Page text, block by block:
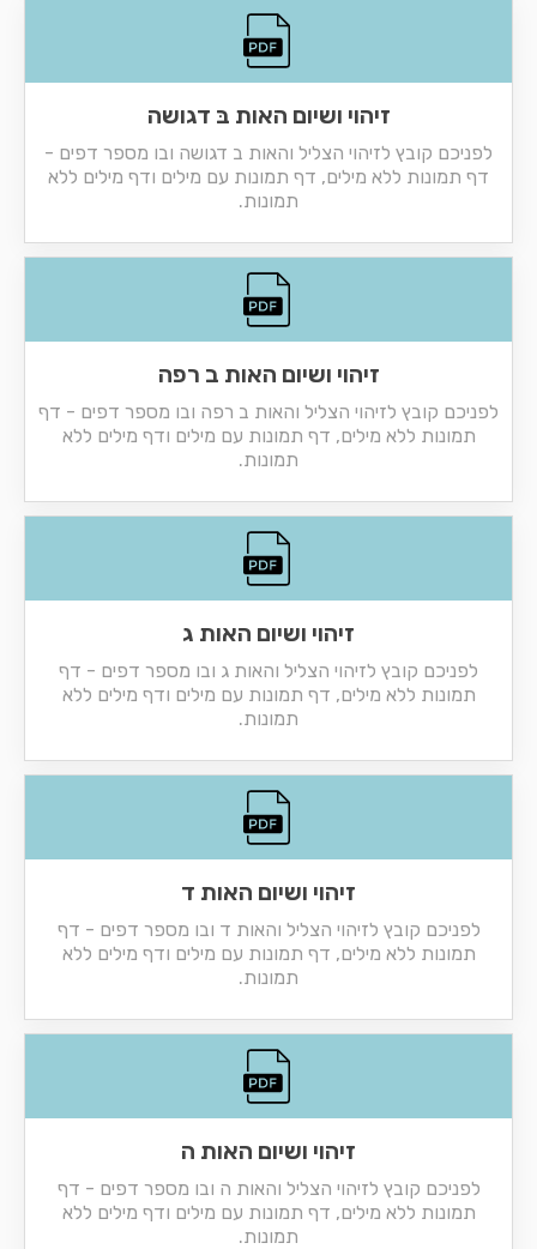
זיהוי ושיום האות בּ דגושה
לפניכם קובץ לזיהוי הצליל והאות ב דגושה ובו מספר דפים -
דף תמונות ללא מילים, דף תמונות עם מילים ודף מילים ללא
תמונות.
זיהוי ושיום האות ב רפה
לפניכם קובץ לזיהוי הצליל והאות ב רפה ובו מספר דפים - דף
תמונות ללא מילים, דף תמונות עם מילים ודף מילים ללא
תמונות.
זיהוי ושיום האות ג
לפניכם קובץ לזיהוי הצליל והאות ג ובו מספר דפים - דף
תמונות ללא מילים, דף תמונות עם מילים ודף מילים ללא
תמונות.
זיהוי ושיום האות ד
לפניכם קובץ לזיהוי הצליל והאות ד ובו מספר דפים - דף
תמונות ללא מילים, דף תמונות עם מילים ודף מילים ללא
תמונות.
זיהוי ושיום האות ה
לפניכם קובץ לזיהוי הצליל והאות ה ובו מספר דפים - דף
תמונות ללא מילים, דף תמונות עם מילים ודף מילים ללא
תמונות.